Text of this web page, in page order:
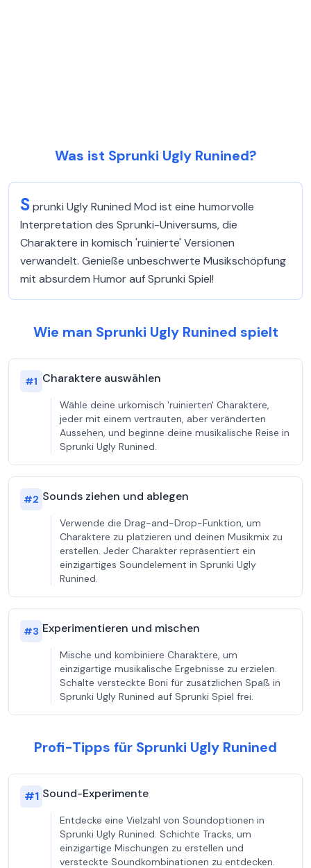
Was ist Sprunki Ugly Runined?
Sprunki Ugly Runined Mod ist eine humorvolle
Interpretation des Sprunki-Universums, die
Charaktere in komisch 'ruinierte' Versionen
verwandelt. Genieße unbeschwerte Musikschöpfung
mit absurdem Humor auf Sprunki Spiel!
Wie man Sprunki Ugly Runined spielt
#1 Charaktere auswählen
Wähle deine urkomisch 'ruinierten' Charaktere,
jeder mit einem vertrauten, aber veränderten
Aussehen, und beginne deine musikalische Reise in
Sprunki Ugly Runined.
#2 Sounds ziehen und ablegen
Verwende die Drag-and-Drop-Funktion, um
Charaktere zu platzieren und deinen Musikmix zu
erstellen. Jeder Charakter repräsentiert ein
einzigartiges Soundelement in Sprunki Ugly
Runined.
#3 Experimentieren und mischen
Mische und kombiniere Charaktere, um
einzigartige musikalische Ergebnisse zu erzielen.
Schalte versteckte Boni für zusätzlichen Spaß in
Sprunki Ugly Runined auf Sprunki Spiel frei.
Profi-Tipps für Sprunki Ugly Runined
#1 Sound-Experimente
Entdecke eine Vielzahl von Soundoptionen in
Sprunki Ugly Runined. Schichte Tracks, um
einzigartige Mischungen zu erstellen und
versteckte Soundkombinationen zu entdecken.